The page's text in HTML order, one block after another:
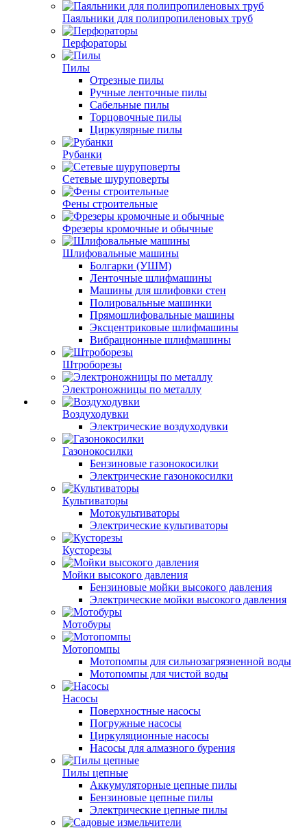
Паяльники для полипропиленовых труб
Перфораторы
Пилы
Отрезные пилы
Ручные ленточные пилы
Сабельные пилы
Торцовочные пилы
Циркулярные пилы
Рубанки
Сетевые шуруповерты
Фены строительные
Фрезеры кромочные и обычные
Шлифовальные машины
Болгарки (УШМ)
Ленточные шлифмашины
Машины для шлифовки стен
Полировальные машинки
Прямошлифовальные машины
Эксцентриковые шлифмашины
Вибрационные шлифмашины
Штроборезы
Электроножницы по металлу
Воздуходувки
Электрические воздуходувки
Газонокосилки
Бензиновые газонокосилки
Электрические газонокосилки
Культиваторы
Мотокультиваторы
Электрические культиваторы
Кусторезы
Мойки высокого давления
Бензиновые мойки высокого давления
Электрические мойки высокого давления
Мотобуры
Мотопомпы
Мотопомпы для сильнозагрязненной воды
Мотопомпы для чистой воды
Насосы
Поверхностные насосы
Погружные насосы
Циркуляционные насосы
Насосы для алмазного бурения
Пилы цепные
Аккумуляторные цепные пилы
Бензиновые цепные пилы
Электрические цепные пилы